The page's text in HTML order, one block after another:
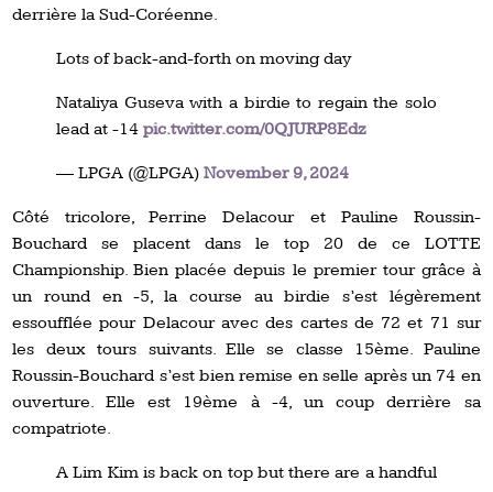
derrière la Sud-Coréenne.
Lots of back-and-forth on moving day
Nataliya Guseva with a birdie to regain the solo
lead at -14pic.twitter.com/0QJURP8Edz
— LPGA (@LPGA)November 9, 2024
Côté tricolore, Perrine Delacour et Pauline Roussin-
Bouchard se placent dans le top 20 de ce LOTTE
Championship. Bien placée depuis le premier tour grâce à
un round en -5, la course au birdie s’est légèrement
essoufflée pour Delacour avec des cartes de 72 et 71 sur
les deux tours suivants. Elle se classe 15ème. Pauline
Roussin-Bouchard s’est bien remise en selle après un 74 en
ouverture. Elle est 19ème à -4, un coup derrière sa
compatriote.
A Lim Kim is back on top but there are a handful